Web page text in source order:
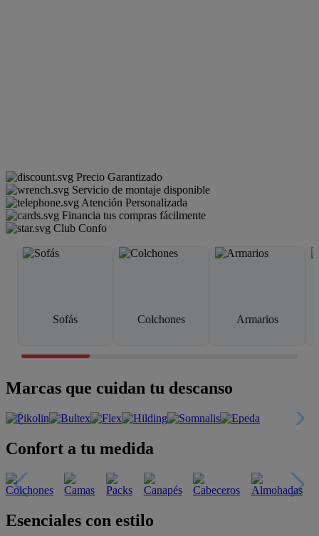
Precio Garantizado
Servicio de montaje disponible
Atención Personalizada
Financia tus compras fácilmente
Club Confo
Sofás Colchones Armarios
Marcas que cuidan tu descanso
Confort a tu medida
Esenciales con estilo